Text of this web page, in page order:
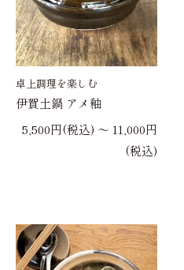
卓上調理を楽しむ
伊賀土鍋 アメ釉
5,500円(税込) 〜 11,000円
(税込)